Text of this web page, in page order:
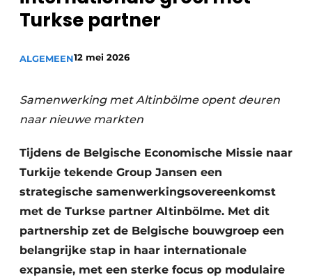
Vacature aanmelden
Video’s
Contact
Beton & Staalbouw
Brandveiligheid
BIM
Evenementen
Dak & Gevel
HVAC
Turkse partner
ALGEMEEN12 mei 2026
Samenwerking met Altinbölme opent deuren
naar nieuwe markten
Tijdens de Belgische Economische Missie naar
Turkije tekende Group Jansen een
strategische samenwerkingsovereenkomst
met de Turkse partner Altinbölme. Met dit
partnership zet de Belgische bouwgroep een
belangrijke stap in haar internationale
expansie, met een sterke focus op modulaire